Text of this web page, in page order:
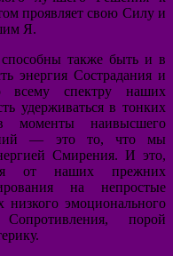
проявляет свою Силу и
Я.
также быть и в
энергия Сострадания и
спектру наших
удерживаться в тонких
моменты наивысшего
— это то, что мы
Смирения. И это,
от наших прежних
на непростые
низкого эмоционального
порой